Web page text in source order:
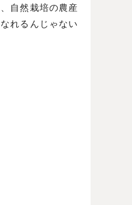
自然栽培の農産
れるんじゃない